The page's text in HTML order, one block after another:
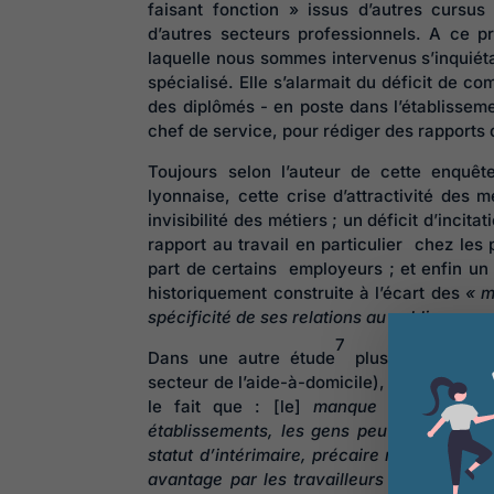
faisant fonction » issus d’autres
d’autres secteurs professionnels. A ce
laquelle nous sommes intervenus
spécialisé. Elle s’alarmait du déficit de
des diplômés - en poste dans
chef de service, pour rédiger des rapports
Toujours selon l’auteur de cette
lyonnaise, cette crise d’attractivité des
invisibilité des métiers ; un déficit
rapport au travail en particulier chez les
part de certains employeurs ; et enfin
historiquement construite à l’écart des «
spécificité de ses relations au public. ».
Dans une autre étude
7
plus
secteur de l’aide-à-domicile), toujours
le fait que : [le] manque de
établissements, les gens peuvent
statut d’intérimaire, précaire mais
avantage par les travailleurs dans le